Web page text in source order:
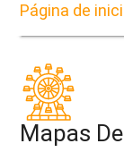
Página de
Mapas